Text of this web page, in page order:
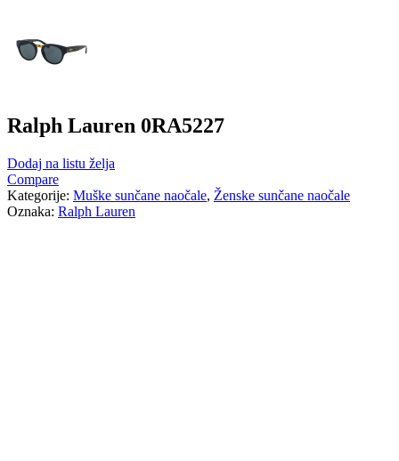
Ralph Lauren 0RA5227
Dodaj na listu želja
Compare
Kategorije: Muške sunčane naočale, Ženske sunčane naočale
Oznaka: Ralph Lauren